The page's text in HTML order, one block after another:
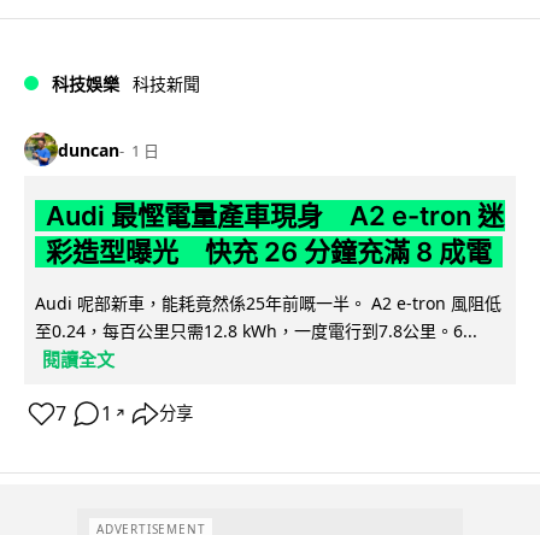
科技娛樂 科技新聞
duncan 1 日
Audi 最慳電量產車現身 A2 e-tron 迷
彩造型曝光 快充 26 分鐘充滿 8 成電
Audi 呢部新車，能耗竟然係25年前嘅一半。 A2 e-tron 風阻低
至0.24，每百公里只需12.8 kWh，一度電行到7.8公里。6...
閱讀全文
7 1 ↗ 分享
ADVERTISEMENT